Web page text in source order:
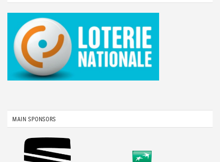
MAIN SPONSORS